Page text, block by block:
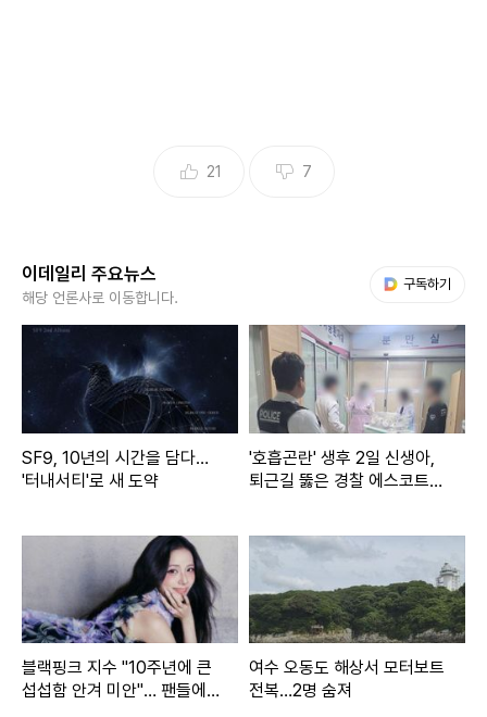
와 피해 상황을 보고하는 자리에서 정 부군수가 거짓보고를 했
다고 주장하며 이를 문제 삼았다.
앞서 이 대통령은 21일 집중 호우로 큰 피해를 입은 산청군을
찾아 정영철 산청군 부군수 등으로부터 피해 상황을 보고받았
다.
해를 입은 산청군 시천면을 거론하며 집중 호우로 인한 피해가
없었는지 여러 차례 물었고 정 부군수는 모두 “피해가 없었
다”고 답했다.
하지만 시천면 일대에도 산사태가 발생하는 등 피해가 발생했
었다.
21 7
이데일리 주요뉴스
해당 언론사로 이동합니다.
구독하기
SF9, 10년의 시간을 담다…
'터내서티'로 새 도약
'호흡곤란' 생후 2일 신생아,
퇴근길 뚫은 경찰 에스코트로
블랙핑크 지수 "10주년에 큰
섭섭함 안겨 미안"… 팬들에
여수 오동도 해상서 모터보트
전복…2명 숨져